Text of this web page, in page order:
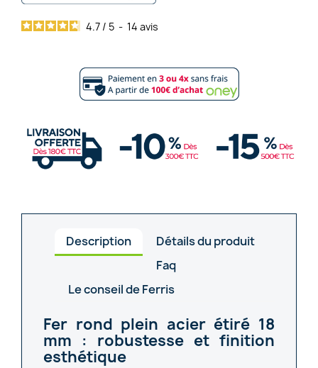
4.7 / 5 - 14 avis
Description
Détails du produit
Faq
Le conseil de Ferris
Fer rond plein acier étiré 18
mm : robustesse et finition
esthétique